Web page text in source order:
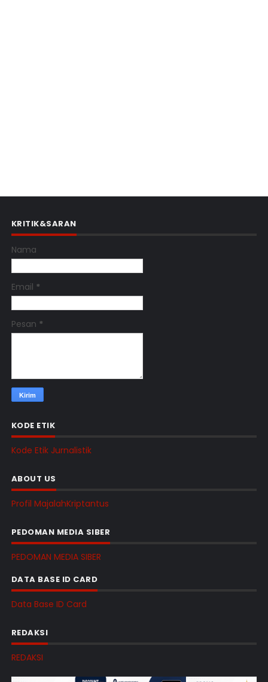
KRITIK&SARAN
Nama
Email *
Pesan *
KODE ETIK
Kode Etik Jurnalistik
ABOUT US
Profil MajalahKriptantus
PEDOMAN MEDIA SIBER
PEDOMAN MEDIA SIBER
DATA BASE ID CARD
Data Base ID Card
REDAKSI
REDAKSI